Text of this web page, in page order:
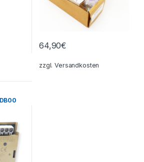
64,90€
zzgl.Versandkosten